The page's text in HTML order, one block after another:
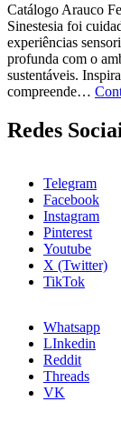
Catálogo Arauco
Sinestesia foi
experiências
profunda com o
sustentáveis.
compreende…
Redes
Telegram
Facebook
Instagram
Pinterest
Youtube
X (Twitter)
TikTok
Whatsapp
LInkedin
Reddit
Threads
VK